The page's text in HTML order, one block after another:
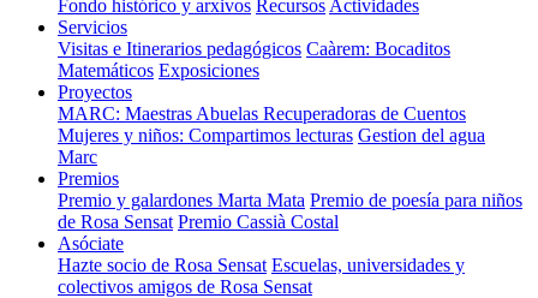
Fondo histórico y arxivos Recursos Actividades
Servicios
Visitas e Itinerarios pedagógicos Caàrem: Bocaditos
Matemáticos Exposiciones
Proyectos
MARC: Maestras Abuelas Recuperadoras de Cuentos
Mujeres y niños: Compartimos lecturas Gestion del agua
Marc
Premios
Premio y galardones Marta Mata Premio de poesía para niños
de Rosa Sensat Premio Cassià Costal
Asóciate
Hazte socio de Rosa Sensat Escuelas, universidades y
colectivos amigos de Rosa Sensat